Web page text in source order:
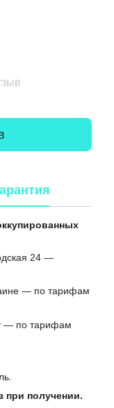
24 —
— по тарифам
— по тарифам
при получении.